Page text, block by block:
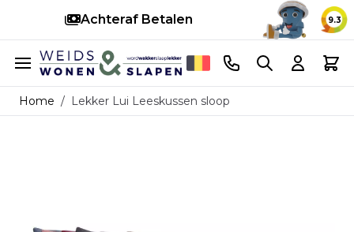
Achteraf Betalen 9.3
Ga naar de inhoud
Telefoonnummer
Search Cart
Home / Lekker Lui Leeskussen sloop